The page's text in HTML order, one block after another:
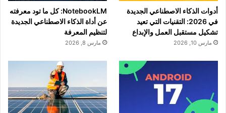
أدوات الذكاء الاصطناعي الجديدة
في 2026: التقنيات التي تعيد
تشكيل مستقبل العمل والإبداع
مارس 10, 2026
NotebookLM: كل ما تود معرفته
عن أداة الذكاء الاصطناعي الجديدة
لتنظيم المعرفة
مارس 8, 2026